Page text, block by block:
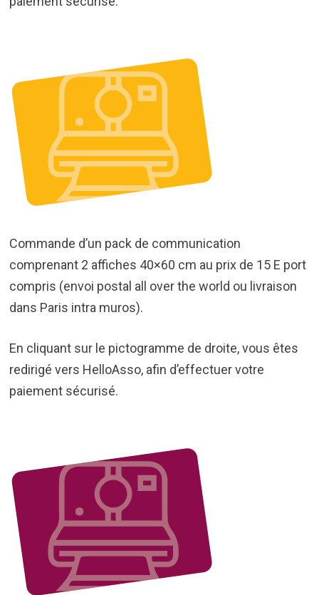
Commande d’un pack de communication
comprenant 2 affiches 40×60 cm au prix de 15 E port
compris (envoi postal all over the world ou livraison
dans Paris intra muros).
En cliquant sur le pictogramme de droite, vous êtes
redirigé vers HelloAsso, afin d’effectuer votre
paiement sécurisé.